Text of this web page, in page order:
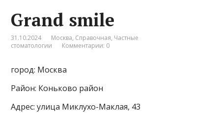
Grand smile
31.10.2024 Москва, Справочная, Частные
стоматологии
Комментарии: 0
город: Москва
Район: Коньково район
Адрес: улица Миклухо-Маклая, 43